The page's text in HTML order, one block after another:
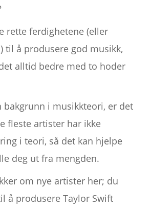
rette ferdighetene (eller
til å produsere god musikk,
alltid bedre med to hoder
bakgrunn i musikkteori, er det
fleste artister har ikke
i teori, så det kan hjelpe
deg ut fra mengden.
om nye artister her; du
å produsere Taylor Swift